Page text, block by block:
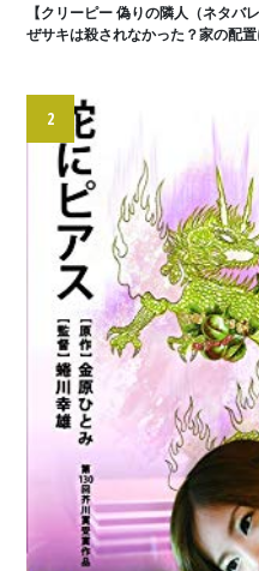
【クリーピー 偽りの隣人（ネタ
ぜサキは殺されなかった？家の配
2